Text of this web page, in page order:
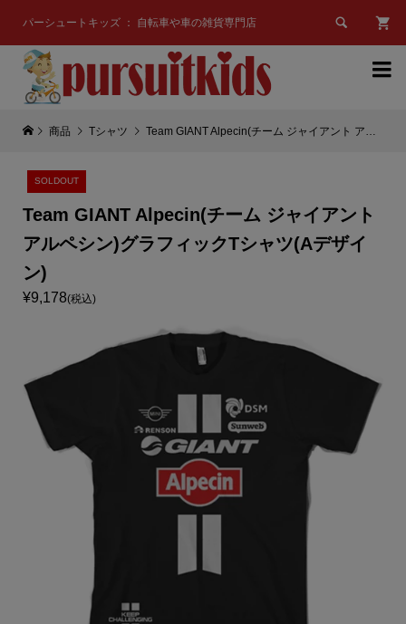
パーシュートキッズ ： 自転車や車の雑貨専門店 

商品 Tシャツ Team GIANT Alpecin(チーム ジャイアント アルペシン)グラフィックTシャツ(Aデザイン)
SOLDOUT
Team GIANT Alpecin(チーム ジャイアント
アルペシン)グラフィックTシャツ(Aデザイ
ン)
¥9,178(税込)